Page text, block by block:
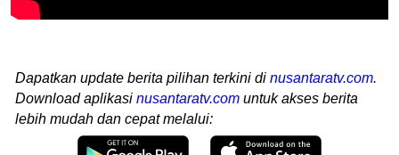
Dapatkan update berita pilihan terkini di nusantaratv.com.
Download aplikasi nusantaratv.com untuk akses berita
lebih mudah dan cepat melalui: